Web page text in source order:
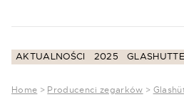
AKTUALNOŚCI 2025
Home > Producenci zegarków >